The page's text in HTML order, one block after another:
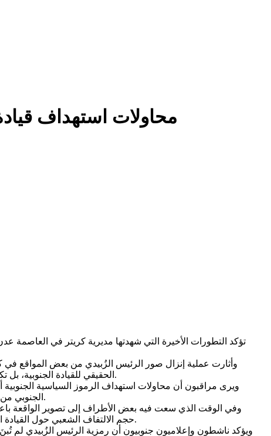
محاولات استهداف
تؤكد التطورات الأخيرة التي شهدتها مديرية كريتر في العاصمة
وأثارت عملية إنزال صور الرئيس الزُبيدي من بعض المواقع
الحقيقي للقيادة الجنوبية، بل تكشف حجم التأثير الذي تمثله في المشهد السياسي، ومدى ارتباطها بالوجدان الشعبي الذي تشكل خلال مراحل طويلة من الكفاح الوطني.
ويرى مراقبون أن محاولات استهداف الرموز السياسية
الجنوبي من حضور سياسي وشعبي متنامٍ، مدعوم برصيد من التضحيات التي قدمها الآلاف من الشهداء والجرحى في مختلف مراحل النضال الجنوبي.
وفي الوقت الذي سعت فيه بعض الأطراف إلى تصوير الواقعة
حجم الالتفاف الشعبي حول القيادة الجنوبية ومشروع استعادة الدولة، وتجديد التأكيد على الثوابت الوطنية التي يتمسك بها أبناء الجنوب في مختلف محافظات الجنوب العربي.
ويؤكد ناشطون وإعلاميون جنوبيون أن رمزية الرئيس الزُبيدي لم